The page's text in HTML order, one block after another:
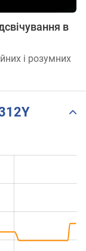
в
і розумних